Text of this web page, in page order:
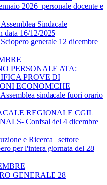
2026_personale docente e
Sindacale
data 16/12/2025
generale 12 dicembre
PERSONALE ATA:
PROVE DI
ECONOMICHE
sindacale fuori orario
REGIONALE CGIL
Confsal del 4 dicembre
e Ricerca_ settore
per l'intera giornata del 28
GENERALE 28